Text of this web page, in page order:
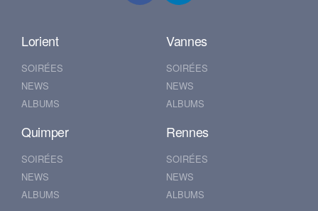
Lorient
SOIRÉES
NEWS
ALBUMS
Vannes
SOIRÉES
NEWS
ALBUMS
Quimper
SOIRÉES
NEWS
ALBUMS
Rennes
SOIRÉES
NEWS
ALBUMS